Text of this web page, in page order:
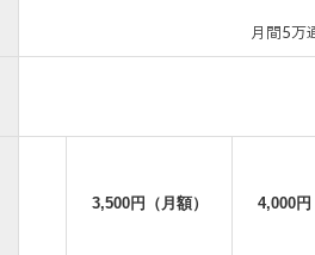
月間5万
3,500円（月額） 4,000